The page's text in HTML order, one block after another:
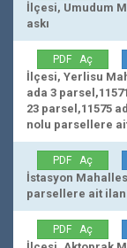
İlçesi, Umudum
askı
PDF Aç
İlçesi, Yerlisu
ada 3
23 parsel,11575
nolu parsellere
PDF Aç
İstasyon
parsellere ait ilan
PDF Aç